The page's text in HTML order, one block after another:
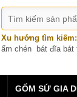
Xu hướng tìm kiếm:
ấm chén
bát đĩa bát
GỐM SỨ GIA